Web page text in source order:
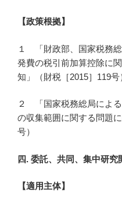
【政策根拠】
１ 「財政部、国家税務
発費の税引前加算控除に
知」（財税［2015］119号
２ 「国家税務総局によ
の収集範囲に関する問題
号）
四. 委託、共同、集中研究
【適用主体】